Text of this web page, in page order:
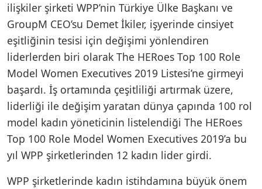
ilişkiler şirketi WPP’nin Türkiye Ülke Başkanı ve
GroupM CEO’su Demet İkiler, işyerinde cinsiyet
eşitliğinin tesisi için değişimi yönlendiren
liderlerden biri olarak The HERoes Top 100 Role
Model Women Executives 2019 Listesi’ne girmeyi
başardı. İş ortamında çeşitliliği artırmak üzere,
liderliği ile değişim yaratan dünya çapında 100 rol
model kadın yöneticinin listelendiği The HERoes
Top 100 Role Model Women Executives 2019’a bu
yıl WPP şirketlerinden 12 kadın lider girdi.
WPP şirketlerinde kadın istihdamına büyük önem